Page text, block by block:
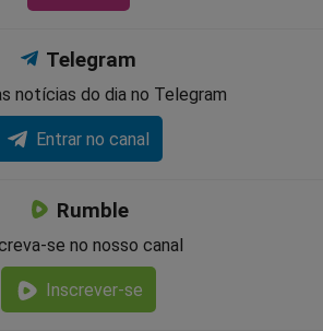
Telegram
notícias do dia no Telegram
Entrar no canal
Rumble
se no nosso canal
Inscrever-se